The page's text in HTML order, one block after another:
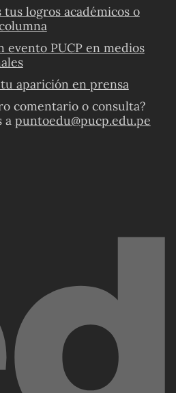
tus logros académicos o
evento PUCP en medios
aparición en prensa
comentario o consulta?
a puntoedu@pucp.edu.pe